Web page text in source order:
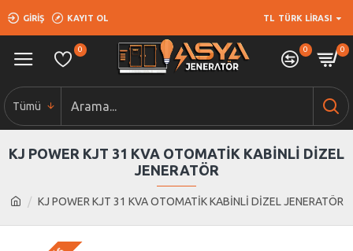
GIRIŞ KAYIT OL TL TÜRK LIRASI
0 0 0
Tümü
KJ POWER KJT 31 KVA OTOMATİK KABİNLİ DİZEL JENERATÖR
KJ POWER KJT 31 KVA OTOMATİK KABİNLİ DİZEL
JENERATÖR